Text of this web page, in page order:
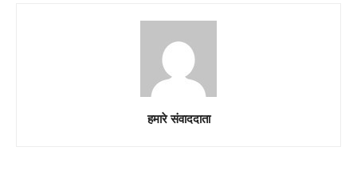
हमारे संवाददाता